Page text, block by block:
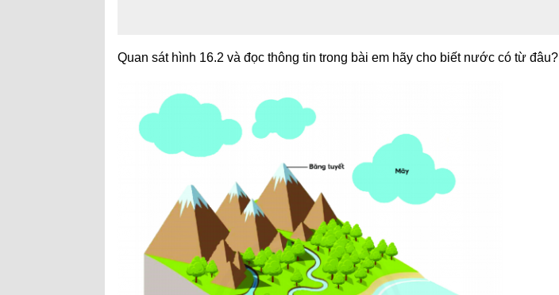
Quan sát hình 16.2 và đọc thông tin trong bài em hãy cho biết nước có từ đâu?